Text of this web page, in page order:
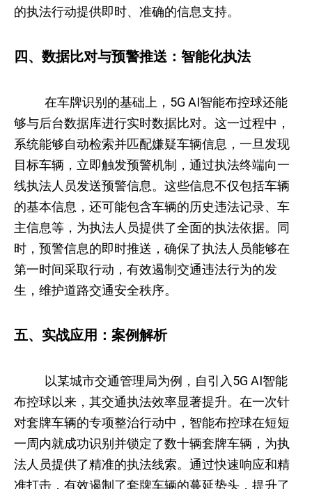
的执法行动提供即时、准确的信息支持。
四、数据比对与预警推送：智能化执法
在车牌识别的基础上，5G AI智能布控球还能
够与后台数据库进行实时数据比对。这一过程中，
系统能够自动检索并匹配嫌疑车辆信息，一旦发现
目标车辆，立即触发预警机制，通过执法终端向一
线执法人员发送预警信息。这些信息不仅包括车辆
的基本信息，还可能包含车辆的历史违法记录、车
主信息等，为执法人员提供了全面的执法依据。同
时，预警信息的即时推送，确保了执法人员能够在
第一时间采取行动，有效遏制交通违法行为的发
生，维护道路交通安全秩序。
五、实战应用：案例解析
以某城市交通管理局为例，自引入5G AI智能
布控球以来，其交通执法效率显著提升。在一次针
对套牌车辆的专项整治行动中，智能布控球在短短
一周内就成功识别并锁定了数十辆套牌车辆，为执
法人员提供了精准的执法线索。通过快速响应和精
准打击，有效遏制了套牌车辆的蔓延势头，提升了